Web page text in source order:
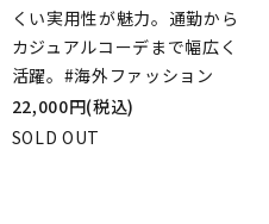
くい実用性が魅力。通勤から
カジュアルコーデまで幅広く
活躍。#海外ファッション
22,000円(税込)
SOLD OUT